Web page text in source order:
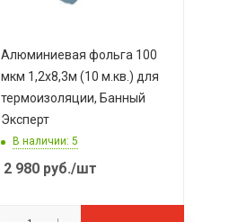
Алюминиевая фольга 100
мкм 1,2х8,3м (10 м.кв.) для
термоизоляции, Банный
Эксперт
В наличии: 5
2 980руб./шт